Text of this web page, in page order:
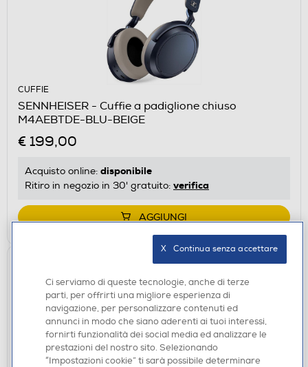
CUFFIE
SENNHEISER - Cuffie a padiglione chiuso
M4AEBTDE-BLU-BEIGE
€ 199,00
Acquisto online: disponibile
Ritiro in negozio in 30' gratuito: verifica
AGGIUNGI
Ci serviamo di queste tecnologie, anche di terze
parti, per offrirti una migliore esperienza di
navigazione, per personalizzare contenuti ed
annunci in modo che siano aderenti ai tuoi interessi,
fornirti funzionalità dei social media ed analizzare le
prestazioni del nostro sito. Selezionando
“Impostazioni cookie” ti sarà possibile determinare
X   Continua senza accettare